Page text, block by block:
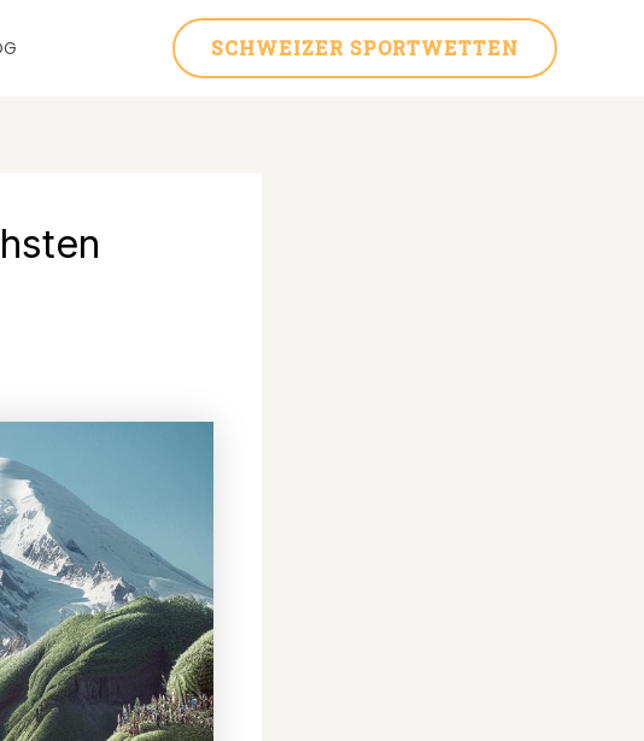
SCHWEIZER SPORTWETTEN